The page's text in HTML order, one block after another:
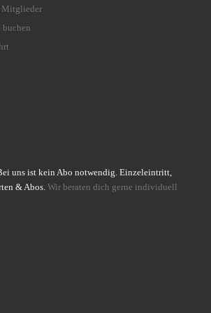
Mitglieder
buchen
uns ist kein Abo notwendig. Einzeleintritt,
& Abos. Wir beraten dich gerne individuell